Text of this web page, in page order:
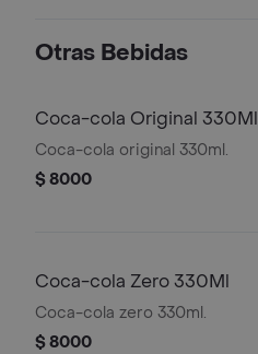
Otras Bebidas
Coca-cola Original 330Ml
Coca-cola original 330ml.
$ 8000
Coca-cola Zero 330Ml
Coca-cola zero 330ml.
$ 8000